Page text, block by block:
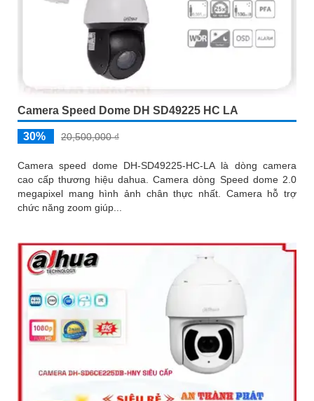
Camera Speed Dome DH SD49225 HC LA
30% 20,500,000 ₫
Camera speed dome DH-SD49225-HC-LA là dòng camera
cao cấp thương hiệu dahua. Camera dòng Speed dome 2.0
megapixel mang hình ảnh chân thực nhất. Camera hỗ trợ
chức năng zoom giúp...